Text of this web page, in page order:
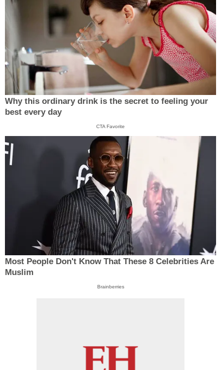
Why this ordinary drink is the secret to feeling your
best every day
CTA Favorite
Most People Don't Know That These 8 Celebrities Are
Muslim
Brainberries